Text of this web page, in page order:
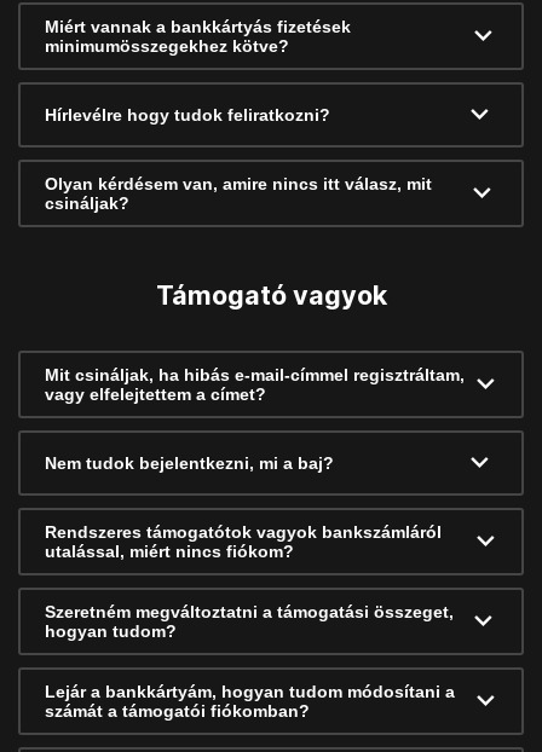
Miért vannak a bankkártyás fizetések
minimumösszegekhez kötve?
Hírlevélre hogy tudok feliratkozni?
Olyan kérdésem van, amire nincs itt válasz, mit
csináljak?
Támogató vagyok
Mit csináljak, ha hibás e-mail-címmel regisztráltam,
vagy elfelejtettem a címet?
Nem tudok bejelentkezni, mi a baj?
Rendszeres támogatótok vagyok bankszámláról
utalással, miért nincs fiókom?
Szeretném megváltoztatni a támogatási összeget,
hogyan tudom?
Lejár a bankkártyám, hogyan tudom módosítani a
számát a támogatói fiókomban?